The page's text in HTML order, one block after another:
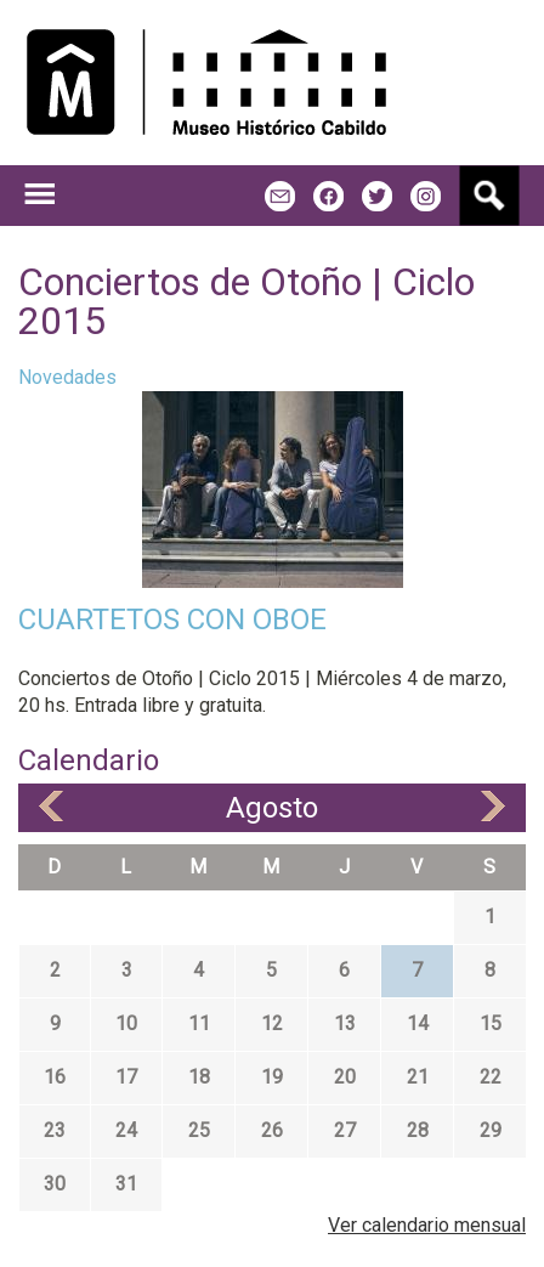
Conciertos de Otoño | Ciclo
2015
Novedades
CUARTETOS CON OBOE
Conciertos de Otoño | Ciclo 2015 | Miércoles 4 de marzo,
20 hs. Entrada libre y gratuita.
Calendario
Agosto
D L M M J V S
1
2 3 4 5 6 7 8
9 10 11 12 13 14 15
16 17 18 19 20 21 22
23 24 25 26 27 28 29
30
31
Ver calendario mensual
s
a